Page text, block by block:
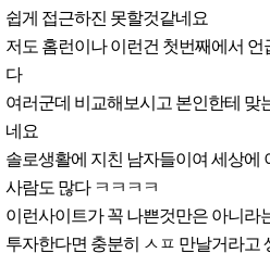
쉽게 접근하진 못할것같네요
저도 홈런이나 이런건 첫번째에서
다
여러군데 비교해보시고 본인한테 맞
네요
솔로생활에 지친 남자들이여 세상에
사람도 많다 ㅋㅋㅋㅋ
이런사이트가 꼭 나쁜것만은 아니라
투자한다면 충분히 ㅅㅍ 만날거라고